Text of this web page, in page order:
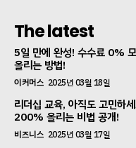
The latest
5일 만에 완성! 수수료 0%
올리는 방법!
이커머스 2025년 03월 18일
리더십 교육, 아직도 고민하
200% 올리는 비법 공개!
비즈니스 2025년 03월 17일